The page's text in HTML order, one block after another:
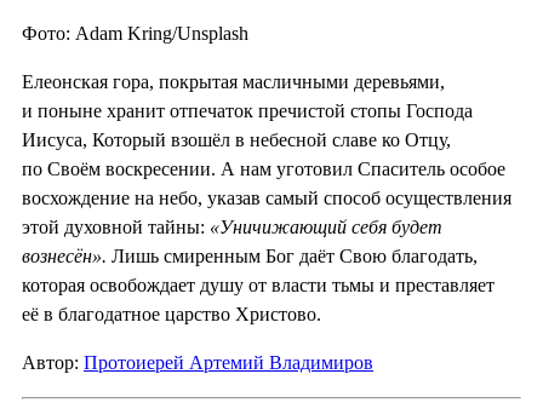
Фото: Adam Kring/Unsplash
Елеонская гора, покрытая масличными деревьями,
и поныне хранит отпечаток пречистой стопы Господа
Иисуса, Который взошёл в небесной славе ко Отцу,
по Своём воскресении. А нам уготовил Спаситель особое
восхождение на небо, указав самый способ осуществления
этой духовной тайны: «Уничижающий себя будет
вознесён». Лишь смиренным Бог даёт Свою благодать,
которая освобождает душу от власти тьмы и преставляет
её в благодатное царство Христово.
Автор: Протоиерей Артемий Владимиров